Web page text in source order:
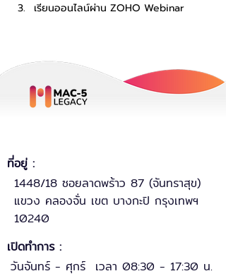
เรียนออนไลน์ผ่าน ZOHO Webinar
ที่อยู่ :
1448/18 ซอยลาดพร้าว 87 (จันทราสุข)
แขวง คลองจั่น เขต บางกะปิ กรุงเทพฯ
10240
เปิดทำการ :
วันจันทร์ - ศุกร์ เวลา 08:30 - 17:30 น.